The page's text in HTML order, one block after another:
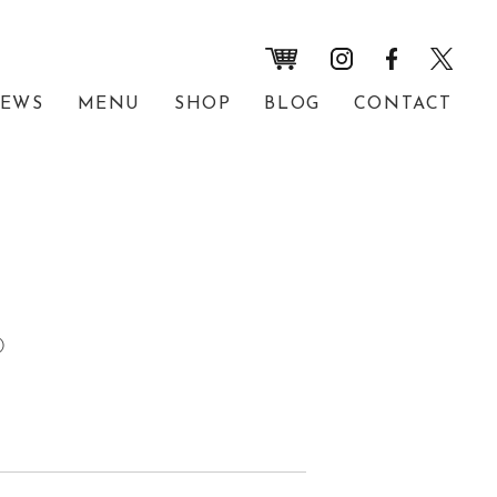
MENU SHOP BLOG CONTACT